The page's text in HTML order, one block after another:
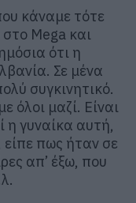
κάναμε τότε
Mega και
ότι η
Σε μένα
συγκινητικό.
όλοι μαζί. Είναι
η γυναίκα αυτή,
πως ήταν σε
απ’ έξω, που